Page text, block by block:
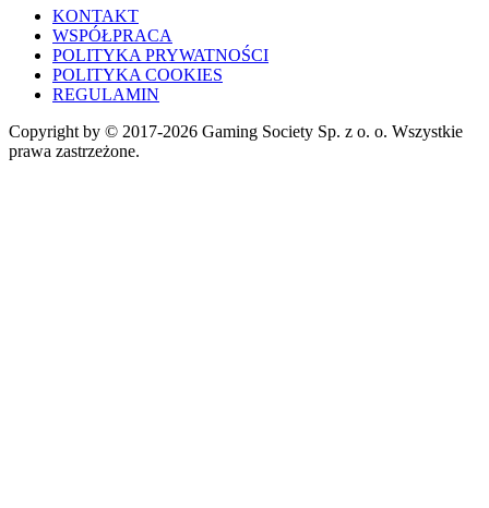
KONTAKT
WSPÓŁPRACA
POLITYKA PRYWATNOŚCI
POLITYKA COOKIES
REGULAMIN
Copyright by © 2017-2026 Gaming Society Sp. z o. o. Wszystkie
prawa zastrzeżone.